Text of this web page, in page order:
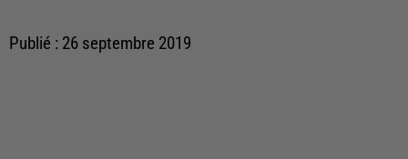
Publié : 26 septembre 2019